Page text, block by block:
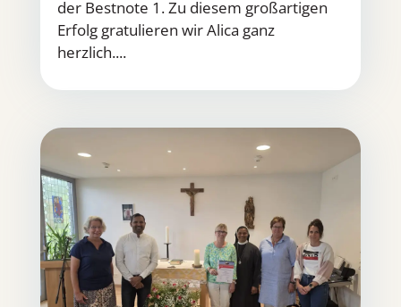
der Bestnote 1. Zu diesem großartigen
Erfolg gratulieren wir Alica ganz
herzlich....